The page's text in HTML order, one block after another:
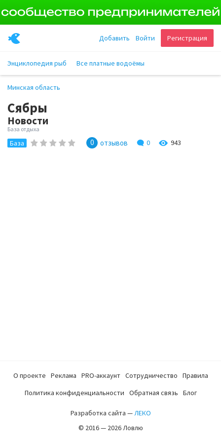
Регистрация
Войти
Добавить
Энциклопедия рыб Все платные водоёмы
Минская область
Сябры
Новости
База отдыха
База 0 отзывов 0 943
О проекте Реклама PRO-аккаунт Сотрудничество
Правила
Политика конфиденциальности
Обратная связь Блог
Разработка сайта —ЛЕКО
© 2016 — 2026 Ловлю